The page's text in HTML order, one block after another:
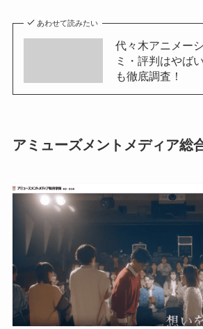
あわせて読みたい
代々木アニメー
ミ・評判はやば
も徹底調査！
アミューズメントメディア総